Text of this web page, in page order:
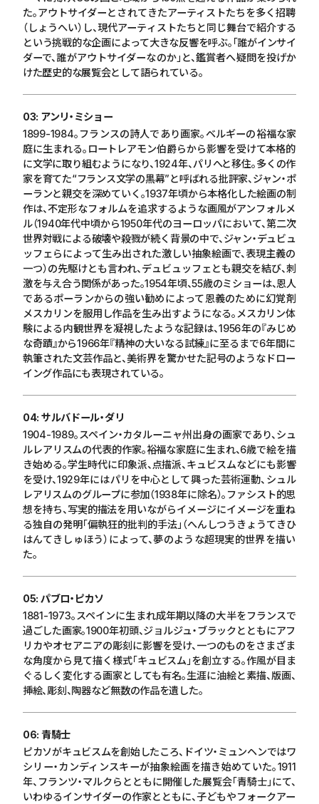
た。アウトサイダーとされてきたアーティストたちを多く招聘
（しょうへい）し、現代アーティストたちと同じ舞台で紹介する
という挑戦的な企画によって大きな反響を呼ぶ。「誰がインサイ
ダーで、誰がアウトサイダーなのか」と、鑑賞者へ疑問を投げか
けた歴史的な展覧会として語られている。
03: アンリ・ミショー
1899-1984。フランスの詩人であり画家。ベルギーの裕福な家
庭に生まれる。ロートレアモン伯爵らから影響を受けて本格的
に文学に取り組むようになり、1924年、パリへと移住。多くの作
家を育てた“フランス文学の黒幕”と呼ばれる批評家、ジャン・ポ
ーランと親交を深めていく。1937年頃から本格化した絵画の制
作は、不定形なフォルムを追求するような画風がアンフォルメ
ル（1940年代中頃から1950年代のヨーロッパにおいて、第二次
世界対戦による破壊や殺戮が続く背景の中で、ジャン・デュビュ
ッフェらによって生み出された激しい抽象絵画で、表現主義の
一つ）の先駆けとも言われ、デュビュッフェとも親交を結び、刺
激を与え合う関係があった。1954年頃、55歳のミショーは、恩人
であるポーランからの強い勧めによって恩義のために幻覚剤
メスカリンを服用し作品を生み出すようになる。メスカリン体
験による内観世界を凝視したような記録は、1956年の『みじめ
な奇蹟』から1966年『精神の大いなる試練』に至るまで6年間に
執筆された文芸作品と、美術界を驚かせた記号のようなドロー
イング作品にも表現されている。
04: サルバドール・ダリ
1904-1989。スペイン・カタルーニャ州出身の画家であり、シュ
ルレアリスムの代表的作家。裕福な家庭に生まれ、6歳で絵を描
き始める。学生時代に印象派、点描派、キュビスムなどにも影響
を受け、1929年にはパリを中心として興った芸術運動、シュル
レアリスムのグループに参加（1938年に除名）。ファシスト的思
想を持ち、写実的描法を用いながらイメージにイメージを重ね
る独自の発明「偏執狂的批判的手法」（へんしつうきょうてきひ
はんてきしゅほう）によって、夢のような超現実的世界を描い
た。
05: パブロ・ピカソ
1881-1973。スペインに生まれ成年期以降の大半をフランスで
過ごした画家。1900年初頭、ジョルジュ・ブラックとともにアフ
リカやオセアニアの彫刻に影響を受け、一つのものをさまざま
な角度から見て描く様式「キュビスム」を創立する。作風が目ま
ぐるしく変化する画家としても有名。生涯に油絵と素描、版画、
挿絵、彫刻、陶器など無数の作品を遺した。
06: 青騎士
ピカソがキュビスムを創始したころ、ドイツ・ミュンヘンではワ
シリー・カンディンスキーが抽象絵画を描き始めていた。1911
年、フランツ・マルクらとともに開催した展覧会「青騎士」にて、
いわゆるインサイダーの作家とともに、子どもやフォークアー